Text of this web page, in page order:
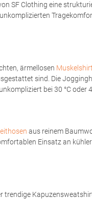
SF Clothing eine
ärmellosen
sind. Die
bei 30 °C oder
aus reinem
Einsatz an
trendige